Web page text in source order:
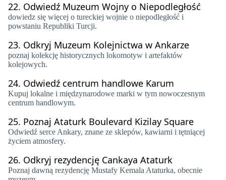
22. Odwiedź Muzeum Wojny o Niepodległość
dowiedz się więcej o tureckiej wojnie o niepodległość i
powstaniu Republiki Turcji.
23. Odkryj Muzeum Kolejnictwa w Ankarze
poznaj kolekcję historycznych lokomotyw i artefaktów
kolejowych.
24. Odwiedź centrum handlowe Karum
Kupuj lokalne i międzynarodowe marki w tym nowoczesnym
centrum handlowym.
25. Poznaj Ataturk Boulevard Kizilay Square
Odwiedź serce Ankary, znane ze sklepów, kawiarni i tętniącej
życiem atmosfery.
26. Odkryj rezydencję Cankaya Ataturk
​​Poznaj dawną rezydencję Mustafy Kemala Ataturka, obecnie